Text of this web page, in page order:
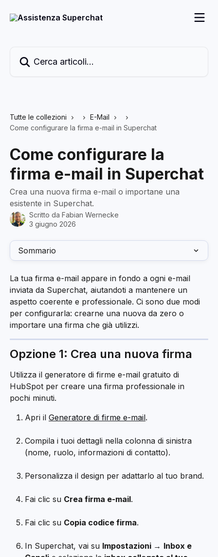
Tutte le collezioni
E-Mail
Come configurare la firma e-mail in Superchat
Come configurare la
firma e-mail in Superchat
Crea una nuova firma e-mail o importane una
esistente in Superchat.
Scritto da Fabian Wernecke
3 giugno 2026
Sommario
La tua firma e-mail appare in fondo a ogni e-mail
inviata da Superchat, aiutandoti a mantenere un
aspetto coerente e professionale. Ci sono due modi
per configurarla: crearne una nuova da zero o
importare una firma che già utilizzi.
Opzione 1: Crea una nuova firma
Utilizza il generatore di firme e-mail gratuito di
HubSpot per creare una firma professionale in
pochi minuti.
Apri il Generatore di firme e-mail.
Compila i tuoi dettagli nella colonna di sinistra
(nome, ruolo, informazioni di contatto).
Personalizza il design per adattarlo al tuo brand.
Fai clic su Crea firma e-mail.
Fai clic su Copia codice firma.
In Superchat, vai su Impostazioni → Inbox e